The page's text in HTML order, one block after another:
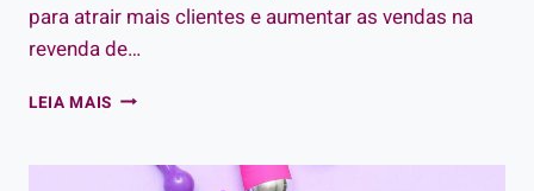
para atrair mais clientes e aumentar as vendas na
revenda de…
LEIA MAIS DICAS
OFERECER